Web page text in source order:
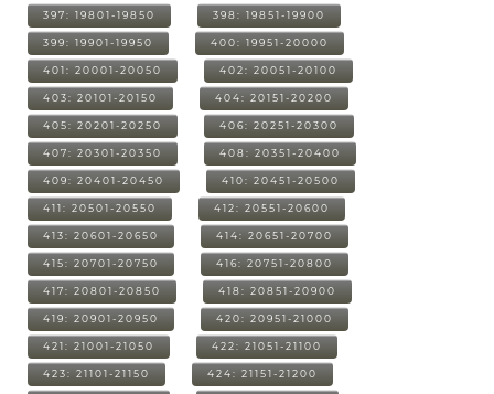
397: 19801-19850 398: 19851-19900
399: 19901-19950 400: 19951-20000
401: 20001-20050 402: 20051-20100
403: 20101-20150 404: 20151-20200
405: 20201-20250 406: 20251-20300
407: 20301-20350 408: 20351-20400
409: 20401-20450 410: 20451-20500
411: 20501-20550 412: 20551-20600
413: 20601-20650 414: 20651-20700
415: 20701-20750 416: 20751-20800
417: 20801-20850 418: 20851-20900
419: 20901-20950 420: 20951-21000
421: 21001-21050 422: 21051-21100
423: 21101-21150 424: 21151-21200